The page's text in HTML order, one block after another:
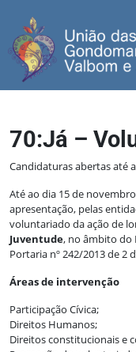
70:Já –
Candidaturas abertas até
Até ao dia 15 de
apresentação, pelas
voluntariado da ação de
Juventude, no âmbito do
Portaria nº 242/2013 de 2
Áreas de intervenção
Participação Cívica;
Direitos Humanos;
Direitos constitucionais e